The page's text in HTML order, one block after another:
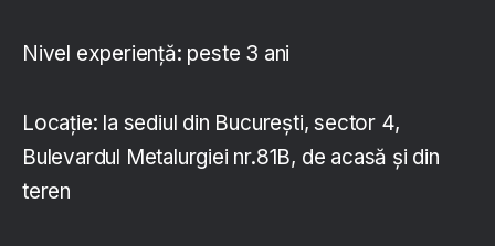
Nivel experiență: peste 3 ani
Locație: la sediul din București, sector 4,
Bulevardul Metalurgiei nr.81B, de acasă și din
teren